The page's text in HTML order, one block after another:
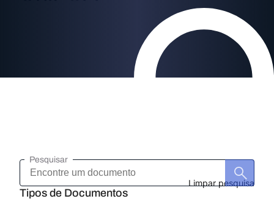
Pesquisar
Encontre
um
documento
Limpar pesquisa
Tipos de Documentos